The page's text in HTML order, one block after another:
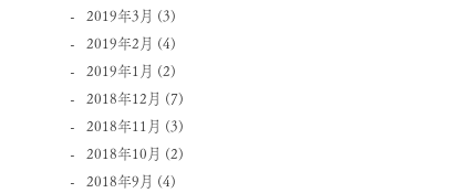
2019年3月 (3)
2019年2月 (4)
2019年1月 (2)
2018年12月 (7)
2018年11月 (3)
2018年10月 (2)
2018年9月 (4)